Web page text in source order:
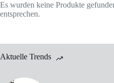
Es wurden keine Produkte
entsprechen.
Aktuelle Trends